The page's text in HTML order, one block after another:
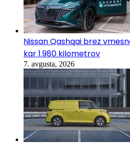
Nissan Qashqai brez
kar 1.980 kilometrov
7. avgusta, 2026